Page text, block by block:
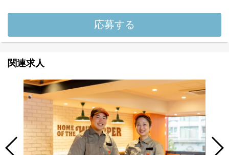
応募する
関連求人